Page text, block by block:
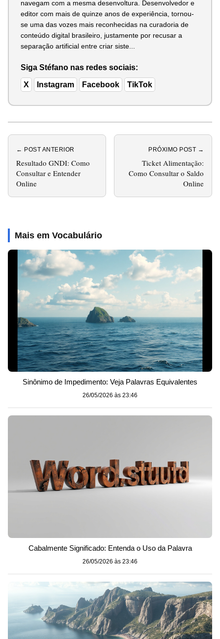
navegam com a mesma desenvoltura. Desenvolvedor e
editor com mais de quinze anos de experiência, tornou-
se uma das vozes mais reconhecidas na curadoria de
conteúdo digital brasileiro, justamente por recusar a
separação artificial entre criar siste...
Siga Stéfano nas redes sociais:
X Instagram Facebook TikTok
← POST ANTERIOR
Resultado GNDI: Como
Consultar e Entender
Online
PRÓXIMO POST →
Ticket Alimentação:
Como Consultar o Saldo
Online
Mais em Vocabulário
Sinônimo de Impedimento: Veja Palavras Equivalentes
26/05/2026 às 23:46
Cabalmente Significado: Entenda o Uso da Palavra
26/05/2026 às 23:46